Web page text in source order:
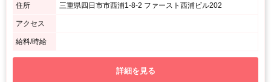
住所 三重県四日市市西浦1-8-2 ファースト西浦ビル202
アクセス
給料/時給
詳細を見る